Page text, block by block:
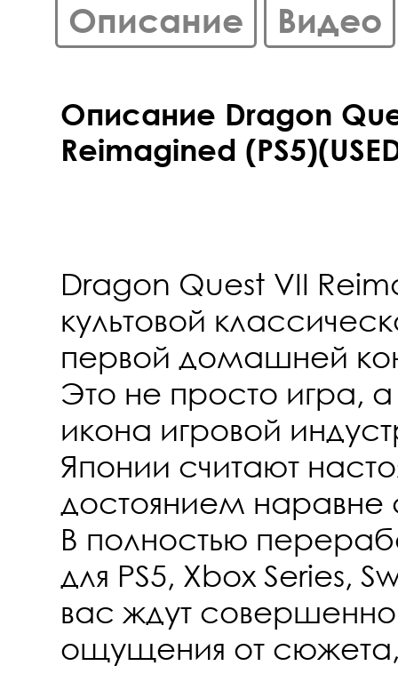
Описание Видео
Описание Dragon
Reimagined
Dragon Quest VII
культовой
первой домашней
Это не просто игра,
икона игровой
Японии считают
достоянием наравне
В полностью
для PS5, Xbox Series,
вас ждут
ощущения от